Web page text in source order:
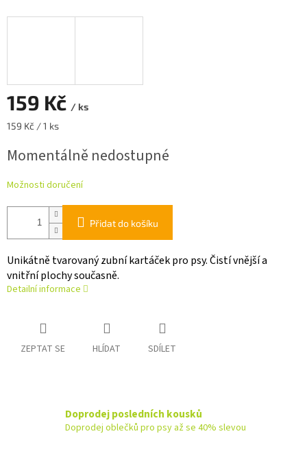
159 Kč / ks
Měrná
159 Kč / 1 ks
Momentálně nedostupné
Možnosti doručení
Přidat do košíku
Unikátně tvarovaný zubní kartáček pro psy. Čistí vnější a
vnitřní plochy současně.
Detailní informace
ZEPTAT SE HLÍDAT SDÍLET
Doprodej posledních kousků
Doprodej oblečků pro psy až se 40% slevou